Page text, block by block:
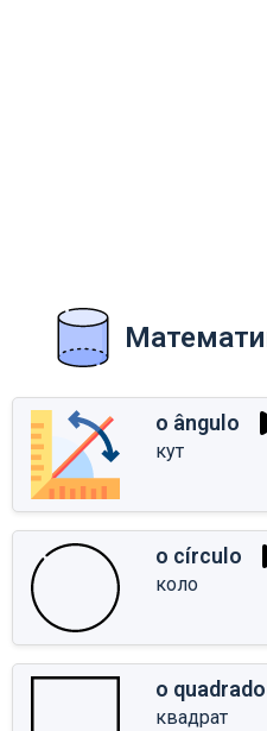
o ângulo
кут
o círculo
коло
o quadrado
квадрат